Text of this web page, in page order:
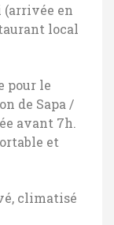
(arrivée en
local
pour le
de Sapa /
avant 7h.
et
climatisé